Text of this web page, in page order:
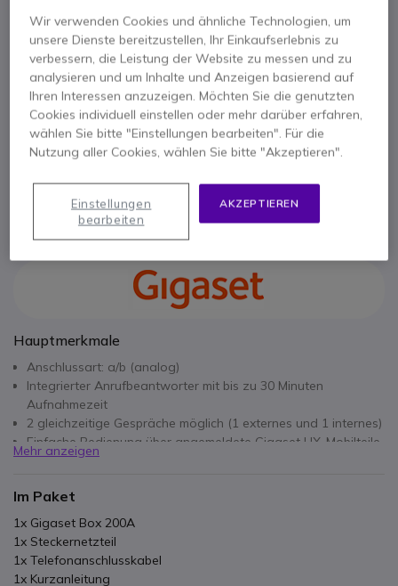
Anzahl
IN DEN WARENKORB
ANGEBOT IN 4 STUNDEN
Nicht lieferbar
100+ Produkte im Plattformbestand
2 JahreHerstellergarantie
Hauptmerkmale
Anschlussart: a/b (analog)
Integrierter Anrufbeantworter mit bis zu 30 Minuten
Aufnahmezeit
2 gleichzeitige Gespräche möglich (1 externes und 1 internes)
Einfache Bedienung über angemeldete Gigaset HX-Mobilteile
Telefonbuchtransfer zwischen angemeldeten Mobilteilen
ECO DECT: Automatische Reduzierung der Funkleistung je
nach Entfernung des Mobilteils zur Basisstation
Mehr anzeigen
Im Paket
1x Gigaset Box 200A
1x Steckernetzteil
1x Telefonanschlusskabel
1x Kurzanleitung
Wir verwenden Cookies und ähnliche Technologien, um
unsere Dienste bereitzustellen, Ihr Einkaufserlebnis zu
verbessern, die Leistung der Website zu messen und zu
analysieren und um Inhalte und Anzeigen basierend auf
Ihren Interessen anzuzeigen. Möchten Sie die genutzten
Cookies individuell einstellen oder mehr darüber erfahren,
wählen Sie bitte "Einstellungen bearbeiten". Für die
Nutzung aller Cookies, wählen Sie bitte "Akzeptieren".
AKZEPTIEREN
Einstellungen
bearbeiten